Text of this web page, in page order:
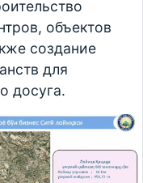
объектов
создание
для
досуга.